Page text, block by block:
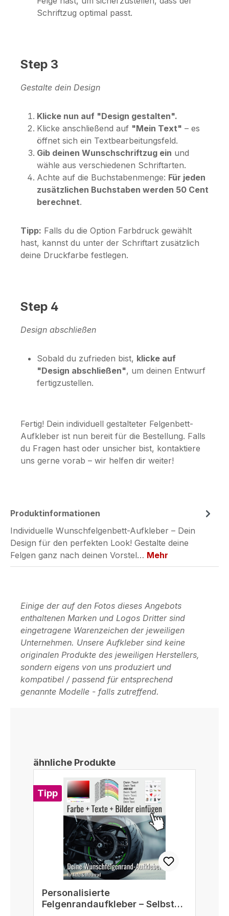
Schriftzug optimal passt.
Step 3
Gestalte dein Design
Klicke nun auf "Design gestalten".
Klicke anschließend auf "Mein Text" – es
öffnet sich ein Textbearbeitungsfeld.
Gib deinen Wunschschriftzug ein und
wähle aus verschiedenen Schriftarten.
Achte auf die Buchstabenmenge: Für jeden
zusätzlichen Buchstaben werden 50 Cent
berechnet.
Tipp: Falls du die Option Farbdruck gewählt
hast, kannst du unter der Schriftart zusätzlich
deine Druckfarbe festlegen.
Step 4
Design abschließen
Sobald du zufrieden bist, klicke auf
"Design abschließen", um deinen Entwurf
fertigzustellen.
Fertig! Dein individuell gestalteter Felgenbett-
Aufkleber ist nun bereit für die Bestellung. Falls
du Fragen hast oder unsicher bist, kontaktiere
uns gerne vorab – wir helfen dir weiter!
Produktinformationen
Individuelle Wunschfelgenbett-Aufkleber – Dein
Design für den perfekten Look! Gestalte deine
Felgen ganz nach deinen Vorstel… Mehr
Einige der auf den Fotos dieses Angebots
enthaltenen Marken und Logos Dritter sind
eingetragene Warenzeichen der jeweiligen
Unternehmen. Unsere Aufkleber sind keine
originalen Produkte des jeweiligen Herstellers,
sondern eigens von uns produziert und
kompatibel / passend für entsprechend
genannte Modelle - falls zutreffend.
Produktgalerie überspringen
ähnliche Produkte
Tipp
Personalisierte
Felgenrandaufkleber – Selbst